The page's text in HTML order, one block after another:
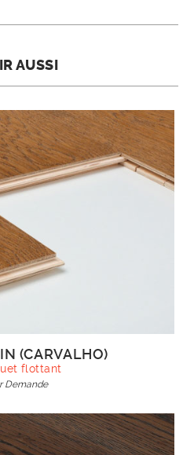
AUSSI
(CARVALHO)
flottant
Demande